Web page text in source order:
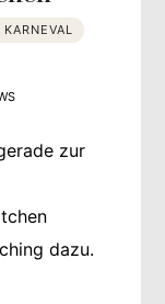
zur
dazu.